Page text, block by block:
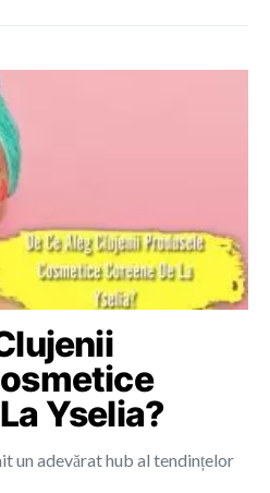
Yselia?
un adevărat hub al tendințelor